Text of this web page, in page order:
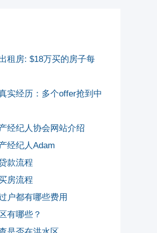
租房: $18万买的房子每
实经历：多个offer抢到中
经纪人协会网站介绍
经纪人Adam
款流程
房流程
户都有哪些费用
有哪些？